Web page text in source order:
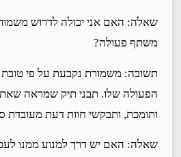
שאלה: האם אני יכולה לדרוש
משתף פעולה?
תשובה: משמורת נקבעת על פי טובת
הפעולה שלו. תבני תיק שמראה שאת
ותומכת, ותבקשי חוות דעת מעובדת
שאלה: האם יש דרך למנוע ממנו